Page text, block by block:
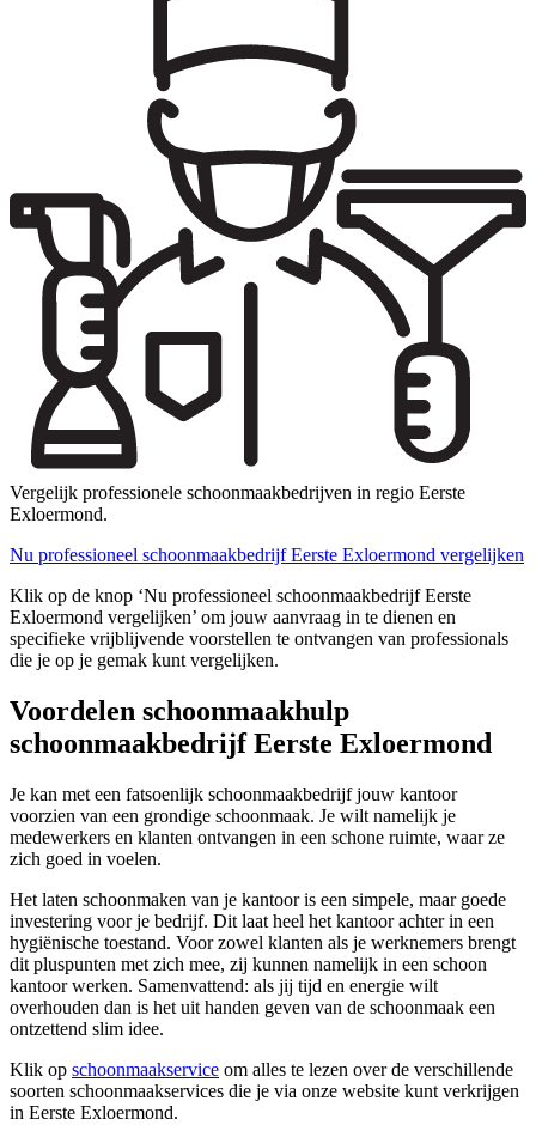
Vergelijk professionele schoonmaakbedrijven in regio Eerste
Exloermond.
Nu professioneel schoonmaakbedrijf Eerste Exloermond vergelijken
Klik op de knop ‘Nu professioneel schoonmaakbedrijf Eerste
Exloermond vergelijken’ om jouw aanvraag in te dienen en
specifieke vrijblijvende voorstellen te ontvangen van professionals
die je op je gemak kunt vergelijken.
Voordelen schoonmaakhulp
schoonmaakbedrijf Eerste Exloermond
Je kan met een fatsoenlijk schoonmaakbedrijf jouw kantoor
voorzien van een grondige schoonmaak. Je wilt namelijk je
medewerkers en klanten ontvangen in een schone ruimte, waar ze
zich goed in voelen.
Het laten schoonmaken van je kantoor is een simpele, maar goede
investering voor je bedrijf. Dit laat heel het kantoor achter in een
hygiënische toestand. Voor zowel klanten als je werknemers brengt
dit pluspunten met zich mee, zij kunnen namelijk in een schoon
kantoor werken. Samenvattend: als jij tijd en energie wilt
overhouden dan is het uit handen geven van de schoonmaak een
ontzettend slim idee.
Klik op schoonmaakservice om alles te lezen over de verschillende
soorten schoonmaakservices die je via onze website kunt verkrijgen
in Eerste Exloermond.